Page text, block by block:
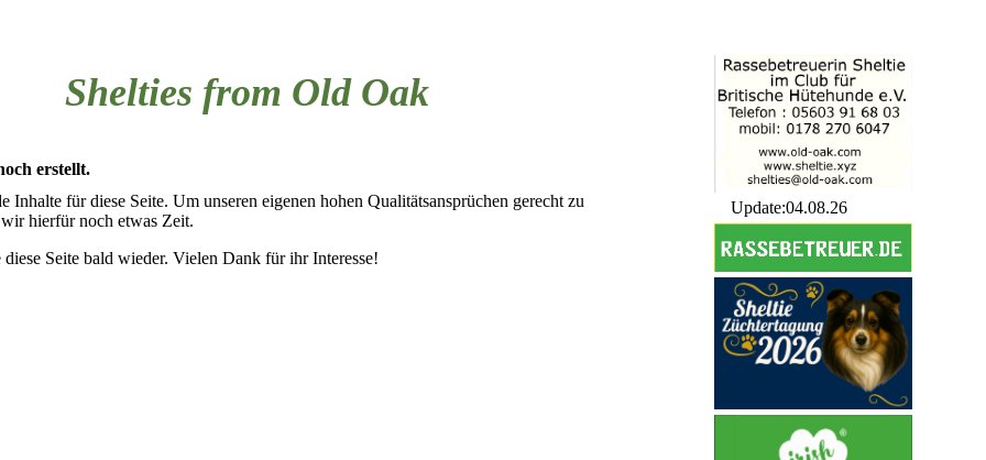
Shelties from Old Oak
erstellt.
Inhalte für diese Seite. Um unseren eigenen hohen Qualitätsansprüchen gerecht zu
hierfür noch etwas Zeit.
diese Seite bald wieder. Vielen Dank für ihr Interesse!
Update:04.08.26